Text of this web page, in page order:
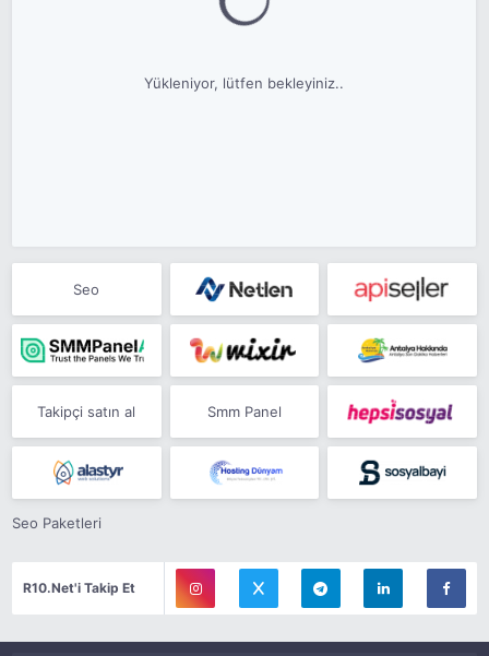
Yükleniyor, lütfen bekleyiniz..
Seo
Takipçi satın al Smm Panel
Seo Paketleri
R10.Net'i Takip Et